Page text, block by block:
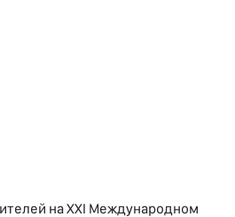
на XXI Международном